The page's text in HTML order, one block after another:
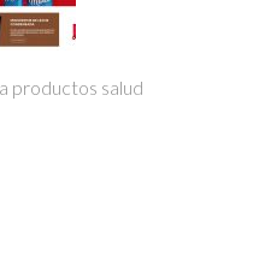
productos salud